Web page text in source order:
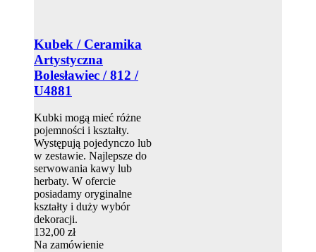
Kubek / Ceramika
Artystyczna
Bolesławiec / 812 /
U4881
Kubki mogą mieć różne
pojemności i kształty.
Występują pojedynczo lub
w zestawie. Najlepsze do
serwowania kawy lub
herbaty. W ofercie
posiadamy oryginalne
kształty i duży wybór
dekoracji.
132,00 zł
Na zamówienie